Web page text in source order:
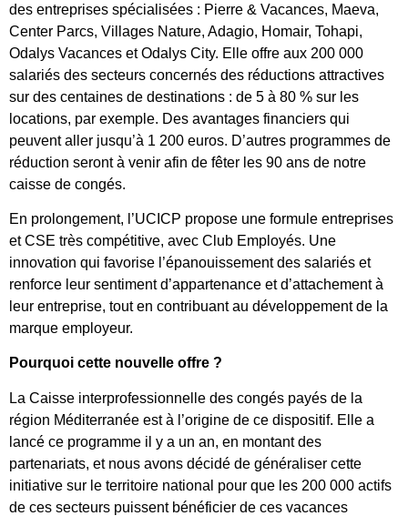
des entreprises spécialisées : Pierre & Vacances, Maeva,
Center Parcs, Villages Nature, Adagio, Homair, Tohapi,
Odalys Vacances et Odalys City. Elle offre aux 200 000
salariés des secteurs concernés des réductions attractives
sur des centaines de destinations : de 5 à 80 % sur les
locations, par exemple. Des avantages financiers qui
peuvent aller jusqu’à 1 200 euros. D’autres programmes de
réduction seront à venir afin de fêter les 90 ans de notre
caisse de congés.
En prolongement, l’UCICP propose une formule entreprises
et CSE très compétitive, avec Club Employés. Une
innovation qui favorise l’épanouissement des salariés et
renforce leur sentiment d’appartenance et d’attachement à
leur entreprise, tout en contribuant au développement de la
marque employeur.
Pourquoi cette nouvelle offre ?
La Caisse interprofessionnelle des congés payés de la
région Méditerranée est à l’origine de ce dispositif. Elle a
lancé ce programme il y a un an, en montant des
partenariats, et nous avons décidé de généraliser cette
initiative sur le territoire national pour que les 200 000 actifs
de ces secteurs puissent bénéficier de ces vacances